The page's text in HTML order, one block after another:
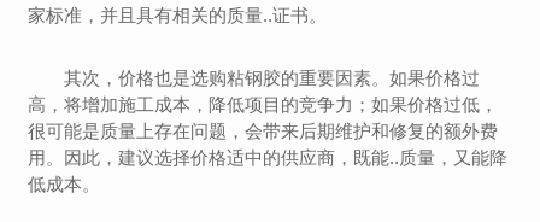
家标准，并且具有相关的质量..证书。
其次，价格也是选购粘钢胶的重要因素。如果价格过
高，将增加施工成本，降低项目的竞争力；如果价格过低，
很可能是质量上存在问题，会带来后期维护和修复的额外费
用。因此，建议选择价格适中的供应商，既能..质量，又能降
低成本。